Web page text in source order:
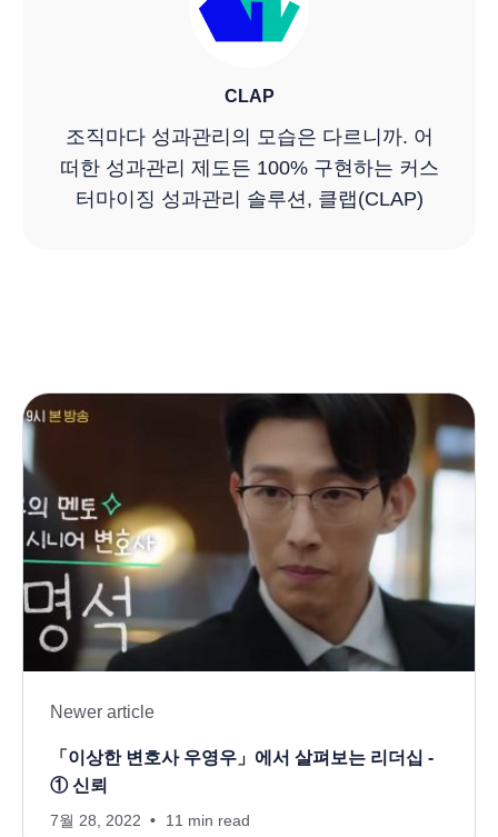
CLAP
조직마다 성과관리의 모습은 다르니까. 어
떠한 성과관리 제도든 100% 구현하는 커스
터마이징 성과관리 솔루션, 클랩(CLAP)
Newer article
「이상한 변호사 우영우」에서 살펴보는 리더십 -
① 신뢰
7월 28, 2022 11 min read